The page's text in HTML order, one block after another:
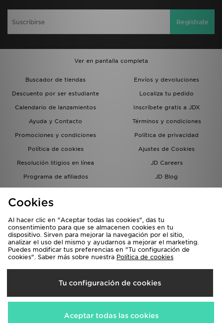
Regístrate
Ver en pantalla completa
Buscador de tiendas
Envíos y devoluciones
Descuento por ser estudiante
Localiza tu pedido
Calendario de lanzamientos
Inscríbete gratis a JDX
Ayuda y Contacto
Términos y condiciones
Promociones y condiciones
Política de privacidad
Política de cookies
Ajustes de Cookies
Resolución litigios en línea
JD Careers
Programa de afiliados
JD Blog
del grupo JD - Whistleblowing
Selecciona País
España
Aceptamos las siguientes formas de pago
Cookies
Al hacer clic en "Aceptar todas las cookies", das tu
consentimiento para que se almacenen cookies en tu
dispositivo. Sirven para mejorar la navegación por el sitio,
analizar el uso del mismo y ayudarnos a mejorar el marketing.
Puedes modificar tus preferencias en "Tu configuración de
cookies". Saber más sobre nuestra Política de cookies
Tu configuración de cookies
Aceptar todas las cookies